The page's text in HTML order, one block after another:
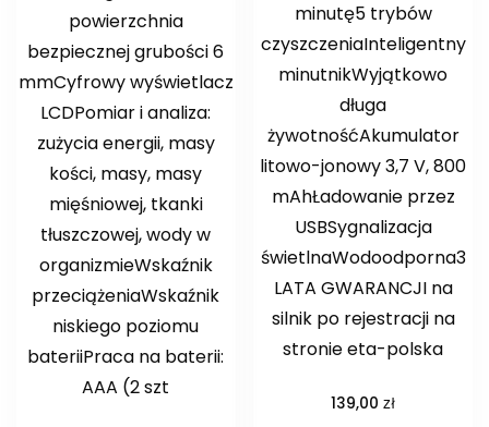
powierzchnia
bezpiecznej grubości 6
mmCyfrowy wyświetlacz
LCDPomiar i analiza:
zużycia energii, masy
kości, masy, masy
mięśniowej, tkanki
tłuszczowej, wody w
organizmieWskaźnik
przeciążeniaWskaźnik
niskiego poziomu
bateriiPraca na baterii:
AAA (2 szt
minutę5 trybów
czyszczeniaInteligentny
minutnikWyjątkowo
długa
żywotnośćAkumulator
litowo-jonowy 3,7 V, 800
mAhŁadowanie przez
USBSygnalizacja
świetlnaWodoodporna3
LATA GWARANCJI na
silnik po rejestracji na
stronie eta-polska
139,00zł